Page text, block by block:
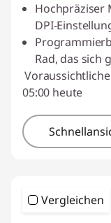
Hochpräziser
DPI-
Rad, das sich
05:00 heute
Vergleichen